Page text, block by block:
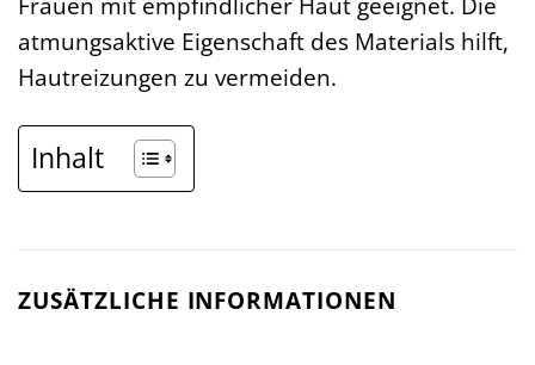
atmungsaktive Eigenschaft des Materials hilft,
Hautreizungen zu vermeiden.
Inhalt
ZUSÄTZLICHE INFORMATIONEN